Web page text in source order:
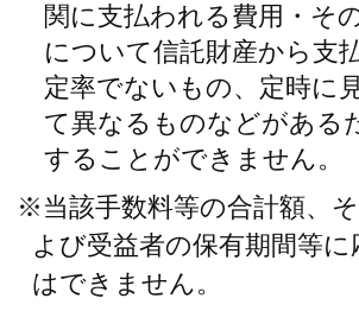
関に支払われる費用・そ
について信託財産から支
定率でないもの、定時に
て異なるものなどがある
することができません。
※当該手数料等の合計額、
よび受益者の保有期間等
はできません。